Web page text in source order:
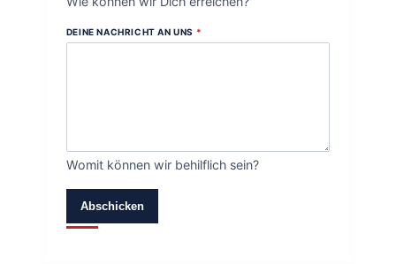
DEINE NACHRICHT AN UNS *
Womit können wir behilflich sein?
Abschicken